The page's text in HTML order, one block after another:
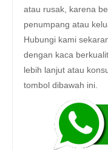
atau rusak, karena
penumpang atau
Hubungi kami
dengan kaca
lebih lanjut atau
tombol dibawah ini.